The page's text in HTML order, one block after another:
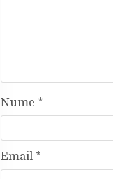
Nume *
Email *